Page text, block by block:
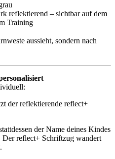
reflektierend – sichtbar auf dem
Training
aussieht, sondern nach
der reflektierende reflect+
der Name deines Kindes
reflect+ Schriftzug wandert